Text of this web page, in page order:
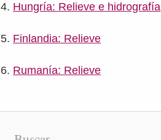
Hungría: Relieve e hidrografía
Finlandia: Relieve
Rumanía: Relieve